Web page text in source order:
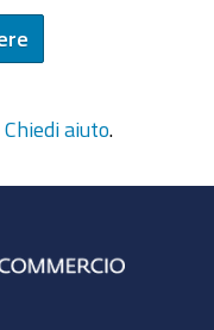
Chiedi aiuto